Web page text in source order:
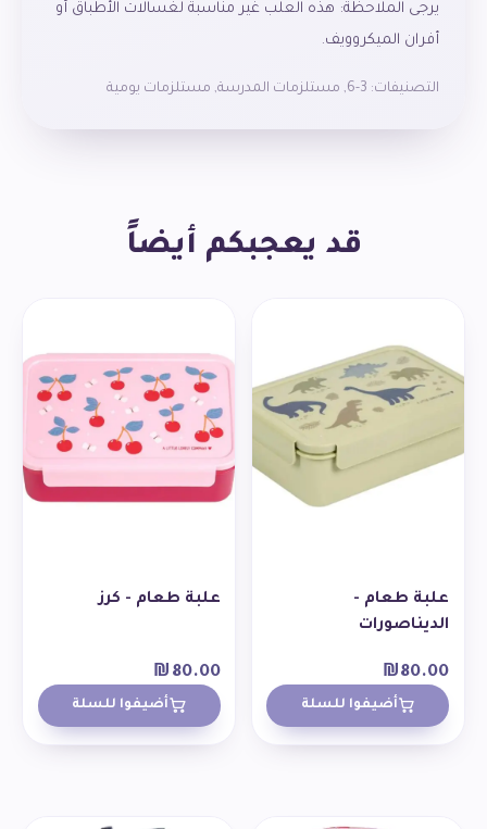
يرجى الملاحظة: هذه العلب غير مناسبة لغسالات الأطباق أو
مصنوعة من مادة البولي بروبيلين الخالية من مادة BPA.
التصنيفات: 3-6
, مستلزمات المدرسة, مستلزمات يومية
قد يعجبكم أيضاً
علبة طعام -
الديناصورات
₪80.00
أضيفوا للسلة
علبة طعام - كرز
₪ 80.00
أضيفوا للسلة